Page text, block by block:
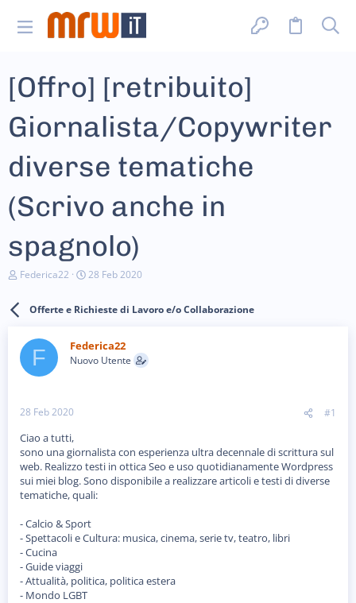
[Offro] [retribuito]
Giornalista/Copywriter
diverse tematiche
(Scrivo anche in
spagnolo)
C
r
e
D
c
s
s
i
o
n
e
Federica22
D
a
i
n
28 Feb 2020
Offerte e Richieste di Lavoro e/o Collaborazione
F Federica22
Nuovo Utente
28 Feb 2020 #1
Ciao a tutti,
sono una giornalista con esperienza ultra decennale di scrittura sul
web. Realizzo testi in ottica Seo e uso quotidianamente Wordpress
sui miei blog. Sono disponibile a realizzare articoli e testi di diverse
tematiche, quali:
- Calcio & Sport
- Spettacoli e Cultura: musica, cinema, serie tv, teatro, libri
- Cucina
- Guide viaggi
- Attualità, politica, politica estera
- Mondo LGBT